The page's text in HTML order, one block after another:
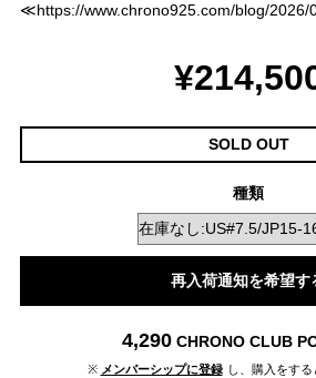
≪https://www.chrono925.com/blog/2026/
SOLD OUT
種類
再入荷通知を希望す
4,290 CHRONO CLUB
※ メンバーシップに登録 し、購入をする